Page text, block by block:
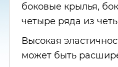
боковые крылья,
четыре ряда из
Высокая
может быть